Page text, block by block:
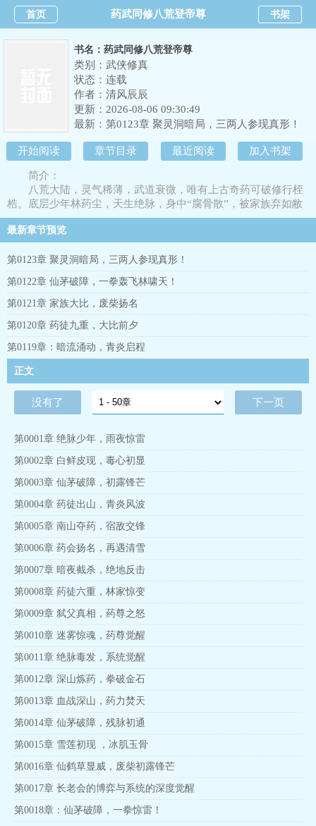
首页 药武同修八荒登帝尊 书架
书名：药武同修八荒登帝尊
类别：武侠修真
状态：连载
作者： 清风辰辰
更新：2026-08-06 09:30:49
最新： 第0123章 聚灵洞暗局，三两人参现真形！
开始阅读 章节目录 最近阅读 加入书架
简介：
八荒大陆，灵气稀薄，武道衰微，唯有上古奇药可破修行桎
梏。底层少年林药尘，天生绝脉，身中“腐骨散”，被家族弃如敝
履，受尽屈辱。绝境觉醒万古药尊系统，绑定八大本命奇药：仙
鹤草、白鲜皮、仙茅、仙灵脾、天山雪莲、三两重人参、百二十
年首乌。炼奇药、洗绝脉、开药府、铸药丹，以药力催武道，以
武威护药途。闯上古药墟、战邪修药魔、平世家叛乱、破域外邪
魔，从家族废柴成长为八荒共主，执掌药道与武道，成就万古唯
一药尊！
最新章节预览
第0123章 聚灵洞暗局，三两人参现真形！
第0122章 仙茅破障，一拳轰飞林啸天！
第0121章 家族大比，废柴扬名
第0120章 药徒九重，大比前夕
第0119章：暗流涌动，青炎启程
正文
没有了 下一页
第0001章 绝脉少年，雨夜惊雷
第0002章 白鲜皮现，毒心初显
第0003章 仙茅破障，初露锋芒
第0004章 药徒出山，青炎风波
第0005章 南山夺药，宿敌交锋
第0006章 药会扬名，再遇清雪
第0007章 暗夜截杀，绝地反击
第0008章 药徒六重，林家惊变
第0009章 弑父真相，药尊之怒
第0010章 迷雾惊魂，药尊觉醒
第0011章 绝脉毒发，系统觉醒
第0012章 深山炼药，拳破金石
第0013章 血战深山，药力焚天
第0014章 仙茅破障，残脉初通
第0015章 雪莲初现 ，冰肌玉骨
第0016章 仙鹤草显威，废柴初露锋芒
第0017章 长老会的博弈与系统的深度觉醒
第0018章：仙茅破障，一拳惊雷！